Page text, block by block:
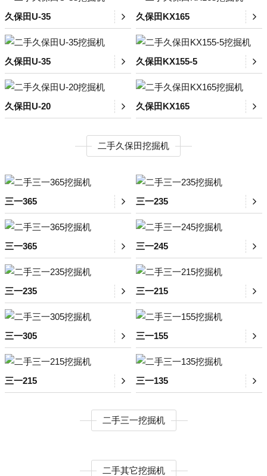
久保田U-35 久保田KX165
久保田U-35 久保田KX155-5
久保田U-20 久保田KX165
二手久保田挖掘机
三一365 三一235
三一365 三一245
三一235 三一215
三一305 三一155
三一215 三一135
二手三一挖掘机
二手其它挖掘机